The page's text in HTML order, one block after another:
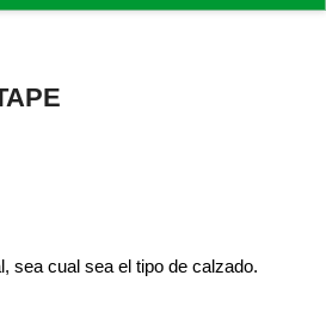
sea cual sea el tipo de calzado.